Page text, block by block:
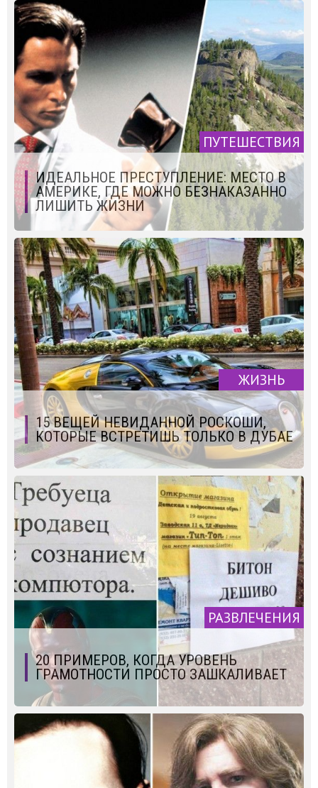
ПУТЕШЕСТВИЯ
ИДЕАЛЬНОЕ ПРЕСТУПЛЕНИЕ: МЕСТО В
АМЕРИКЕ, ГДЕ МОЖНО БЕЗНАКАЗАННО
ЛИШИТЬ ЖИЗНИ
ЖИЗНЬ
15 ВЕЩЕЙ НЕВИДАННОЙ РОСКОШИ,
КОТОРЫЕ ВСТРЕТИШЬ ТОЛЬКО В ДУБАЕ
РАЗВЛЕЧЕНИЯ
20 ПРИМЕРОВ, КОГДА УРОВЕНЬ
ГРАМОТНОСТИ ПРОСТО ЗАШКАЛИВАЕТ